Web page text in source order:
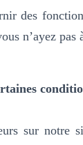
des
n’ayez
sur notre